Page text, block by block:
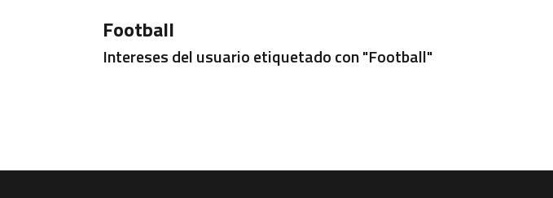
Football
Intereses del usuario etiquetado con "Football"